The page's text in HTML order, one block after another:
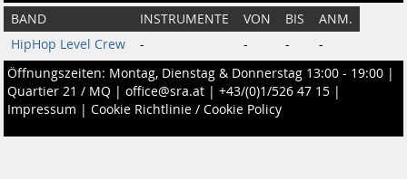
BAND INSTRUMENTE VON BIS
ANM.
HipHop Level Crew
- - -
-
Öffnungszeiten: Montag, Dienstag & Donnerstag 13:00 - 19:00 |
Quartier 21 / MQ | office@sra.at | +43/(0)1/526 47 15 |
Impressum | Cookie Richtlinie / Cookie Policy